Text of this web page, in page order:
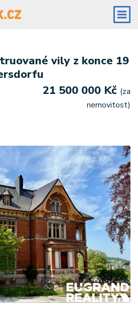
vily z konce 19
21 500 000 Kč (za
nemovitost)